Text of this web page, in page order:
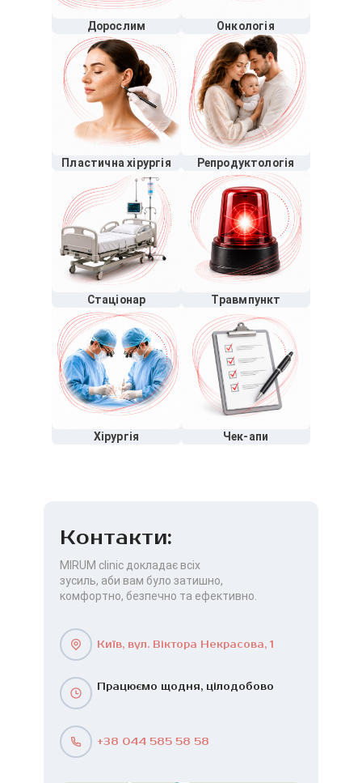
Дорослим Онкологія
Пластична хірургія Репродуктологія
Стаціонар Травмпункт
Хірургія Чек-апи
Контакти:
MIRUM clinic докладає всіх
зусиль, аби вам було затишно,
комфортно, безпечно та ефективно.
Київ, вул. Віктора Некрасова, 1
Працюємо щодня, цілодобово
+38 044 585 58 58